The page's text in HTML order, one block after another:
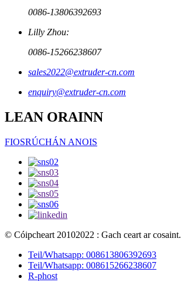
0086-13806392693
Lilly Zhou:
0086-15266238607
sales2022@extruder-cn.com
enquiry@extruder-cn.com
LEAN ORAINN
FIOSRÚCHÁN ANOIS
© Cóipcheart 20102022 : Gach ceart ar cosaint.
Teil/Whatsapp: 008613806392693
Teil/Whatsapp: 008615266238607
R-phost